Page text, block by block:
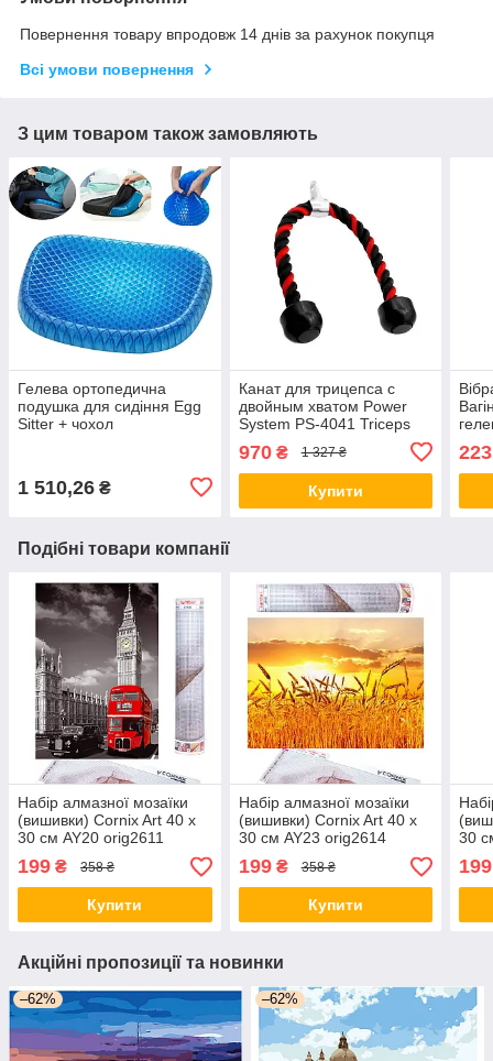
Повернення товару впродовж 14 днів за рахунок покупця
Всі умови повернення
З цим товаром також замовляють
Гелева ортопедична
подушка для сидіння Egg
Sitter + чохол
1 510,26 ₴
Канат для трицепса с
двойным хватом Power
System PS-4041 Triceps
970₴ 1 327 ₴
Купити
Подібні товари компанії
Набір алмазної мозаїки
(вишивки) Cornix Art 40 x
30 см AY20 orig2611
199 ₴ 358 ₴
Купити
Набір алмазної мозаїки
(вишивки) Cornix Art 40 x
30 см AY23 orig2614
199₴ 358 ₴
Купити
30
199
Акційні пропозиції та новинки
–62% –62%